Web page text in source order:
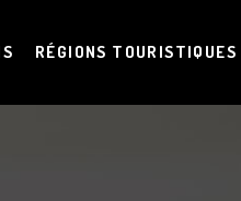
RÉGIONS TOURISTIQUES